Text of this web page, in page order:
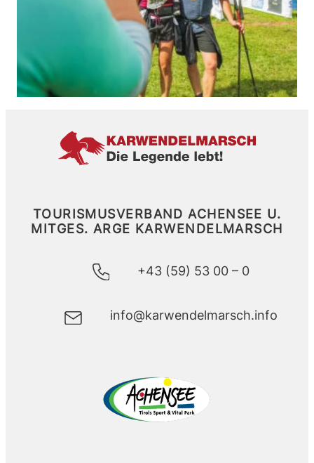
TOURISMUSVERBAND ACHENSEE U.
MITGES. ARGE KARWENDELMARSCH
+43 (59) 53 00 – 0
info@karwendelmarsch.info